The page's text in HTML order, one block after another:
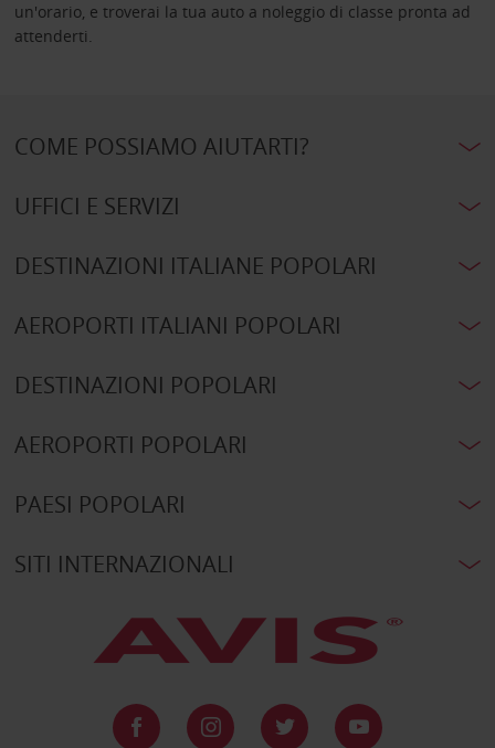
un'orario, e troverai la tua auto a noleggio di classe pronta ad
attenderti.
COME POSSIAMO AIUTARTI?
UFFICI E SERVIZI
DESTINAZIONI ITALIANE POPOLARI
AEROPORTI ITALIANI POPOLARI
DESTINAZIONI POPOLARI
AEROPORTI POPOLARI
PAESI POPOLARI
SITI INTERNAZIONALI